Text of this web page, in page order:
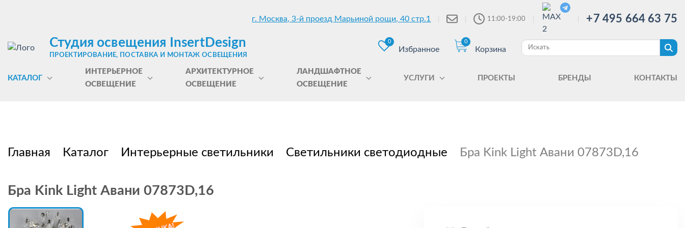
г. Москва, 3-й проезд Марьиной рощи, 40 стр.1 11:00-19:00 +7 495 664 63 75
Студия освещения InsertDesign
ПРОЕКТИРОВАНИЕ, ПОСТАВКА И МОНТАЖ ОСВЕЩЕНИЯ
0
Избранное
0
Корзина
КАТАЛОГ
ИНТЕРЬЕРНОЕ
ОСВЕЩЕНИЕ
АРХИТЕКТУРНОЕ
ОСВЕЩЕНИЕ
ЛАНДШАФТНОЕ
ОСВЕЩЕНИЕ
УСЛУГИ ПРОЕКТЫ БРЕНДЫ КОНТАКТЫ
Главная Каталог Интерьерные светильники Светильники светодиодные Бра Kink Light Авани 07873D,16
Бра Kink Light Авани 07873D,16